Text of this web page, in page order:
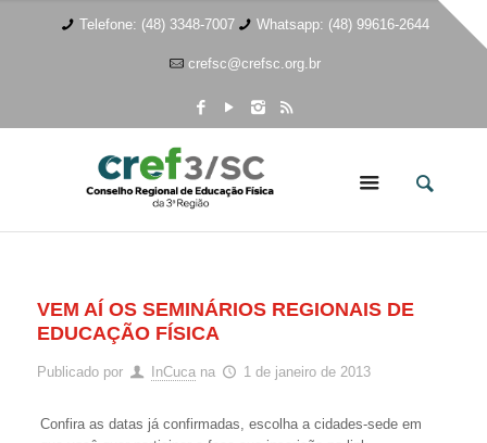
Telefone: (48) 3348-7007 Whatsapp: (48) 99616-2644
crefsc@crefsc.org.br
VEM AÍ OS SEMINÁRIOS REGIONAIS DE
EDUCAÇÃO FÍSICA
Publicado por InCuca na 1 de janeiro de 2013
Confira as datas já confirmadas, escolha a cidades-sede em